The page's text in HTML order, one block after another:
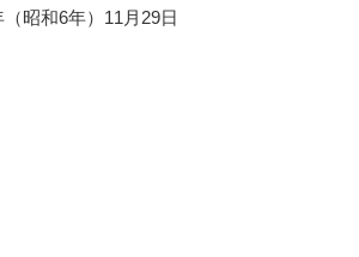
昭和6年）11月29日